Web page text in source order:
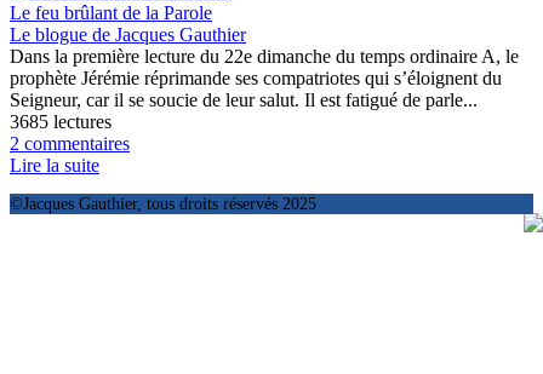
Le feu brûlant de la Parole
Le blogue de Jacques Gauthier
Dans la première lecture du 22e dimanche du temps ordinaire A, le
prophète Jérémie réprimande ses compatriotes qui s’éloignent du
Seigneur, car il se soucie de leur salut. Il est fatigué de parle...
3685 lectures
2 commentaires
Lire la suite
©Jacques Gauthier, tous droits réservés 2025